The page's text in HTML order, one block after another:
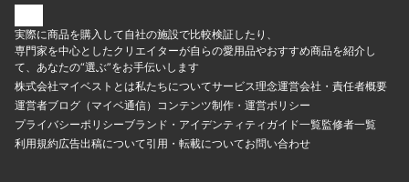
実際に商品を購入して自社の施設で比較検証したり、
専門家を中心としたクリエイターが自らの愛用品やおすすめ商品を紹介し
て、あなたの“選ぶ”をお手伝いします
株式会社マイベストとは私たちについてサービス理念運営会社・責任者概要
運営者ブログ（マイベ通信） コンテンツ制作・運営ポリシー
プライバシーポリシーブランド・アイデンティティ ガイド一覧監修者一覧
利用規約広告出稿について引用・転載についてお問い合わせ